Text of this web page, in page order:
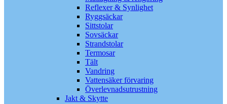
Reflexer & Synlighet
Ryggsäckar
Sittstolar
Sovsäckar
Strandstolar
Termosar
Tält
Vandring
Vattensäker förvaring
Överlevnadsutrustning
Jakt & Skytte